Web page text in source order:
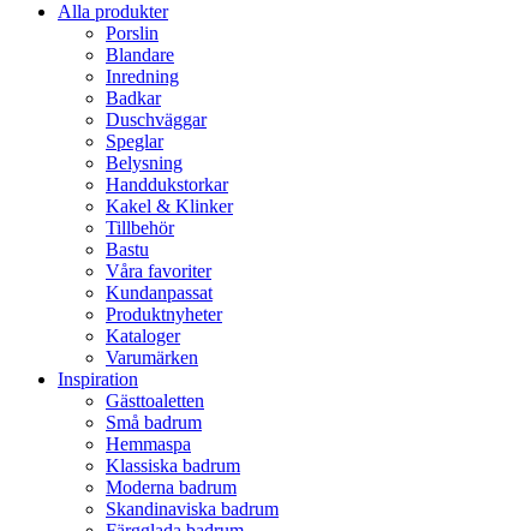
Alla produkter
Porslin
Blandare
Inredning
Badkar
Duschväggar
Speglar
Belysning
Handdukstorkar
Kakel & Klinker
Tillbehör
Bastu
Våra favoriter
Kundanpassat
Produktnyheter
Kataloger
Varumärken
Inspiration
Gästtoaletten
Små badrum
Hemmaspa
Klassiska badrum
Moderna badrum
Skandinaviska badrum